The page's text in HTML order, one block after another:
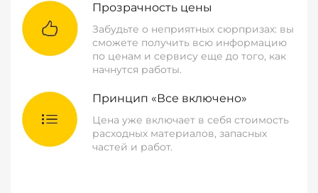
Прозрачность цены
Забудьте о неприятных сюрпризах: вы
сможете получить всю информацию
по ценам и сервису еще до того, как
начнутся работы.
Принцип «Все включено»
Цена уже включает в себя стоимость
расходных материалов, запасных
частей и работ.